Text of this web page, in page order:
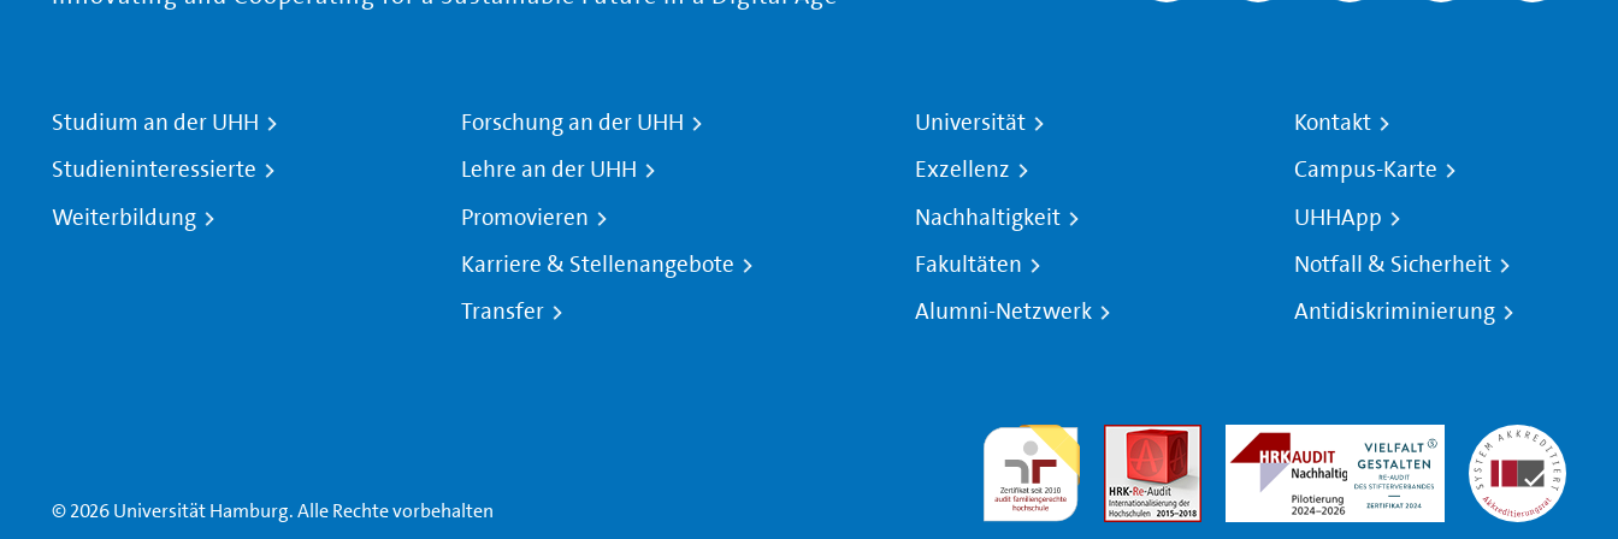
Studium an der UHH
Studieninteressierte
Weiterbildung
Forschung an der UHH
Lehre an der UHH
Promovieren
Karriere & Stellenangebote
Transfer
Universität
Exzellenz
Nachhaltigkeit
Fakultäten
Alumni-Netzwerk
Kontakt
Campus-Karte
UHHApp
Notfall & Sicherheit
Antidiskriminierung
© 2026 Universität Hamburg. Alle Rechte vorbehalten